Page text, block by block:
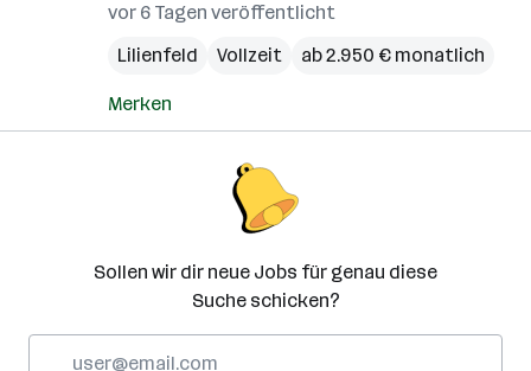
vor 6 Tagen veröffentlicht
Lilienfeld
Vollzeit ab 2.950 € monatlich
Merken
Sollen wir dir neue Jobs für genau diese
Suche schicken?